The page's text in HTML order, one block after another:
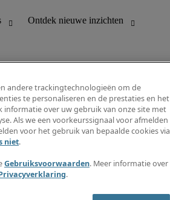
nieuwe inzichten
een jobalert aan
andere trackingtechnologieën om de
te personaliseren en de prestaties en het
informatie over uw gebruik van onze site met
Als we een voorkeurssignaal voor afmelden
voor het gebruik van bepaalde cookies via
niet.
Gebruiksvoorwaarden. Meer informatie over
.